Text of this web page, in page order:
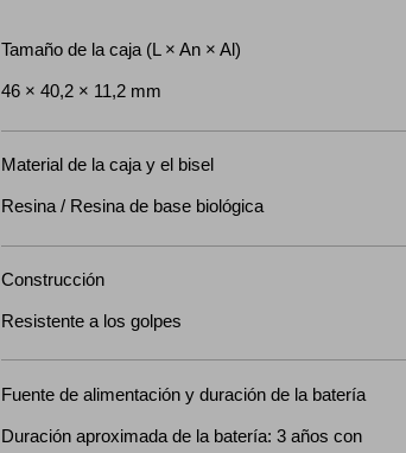
Tamaño de la caja (L × An × Al)
46 × 40,2 × 11,2 mm
Material de la caja y el bisel
Resina / Resina de base biológica
Construcción
Resistente a los golpes
Fuente de alimentación y duración de la batería
Duración aproximada de la batería: 3 años con